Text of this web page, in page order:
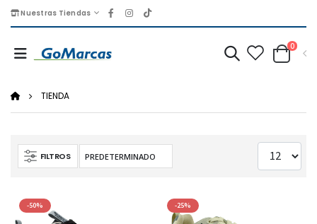
Nuestras Tiendas
0
TIENDA
FILTROS
-50% -25%